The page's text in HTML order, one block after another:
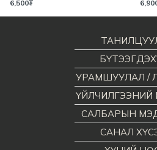
6,500₮
УРАМШУУЛАЛ /
САЛБАРЫН
САНАЛ